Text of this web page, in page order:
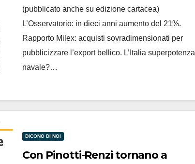
(pubblicato anche su edizione cartacea)
L’Osservatorio: in dieci anni aumento del 21%.
Rapporto Milex: acquisti sovradimensionati per
pubblicizzare l’export bellico. L’Italia superpotenza
navale?…
DICONO DI NOI
Con Pinotti-Renzi tornano a